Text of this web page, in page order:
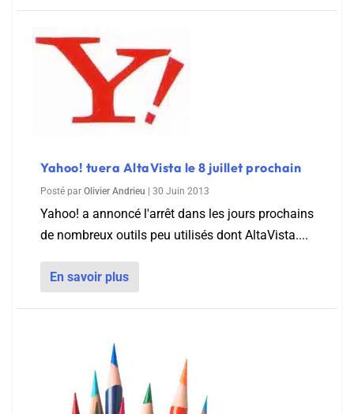
Yahoo! tuera AltaVista le 8 juillet prochain
Posté par Olivier Andrieu | 30 Juin 2013
Yahoo! a annoncé l'arrêt dans les jours prochains
de nombreux outils peu utilisés dont AltaVista....
En savoir plus